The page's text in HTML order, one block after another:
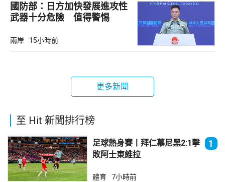
國防部：日方加快發展進攻性
武器十分危險 值得警惕
兩岸 15小時前
更多新聞
至 Hit 新聞排行榜
足球熱身賽丨拜仁慕尼黑2:1擊
敗阿士東維拉
1
體育 7小時前